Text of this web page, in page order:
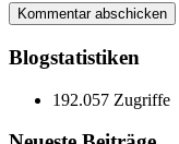
Blogstatistiken
192.057 Zugriffe